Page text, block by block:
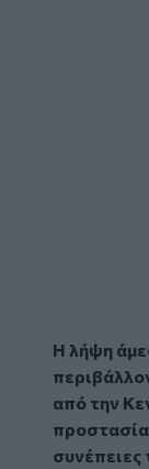
Η λήψη
από την
προστασία
συνέπειες